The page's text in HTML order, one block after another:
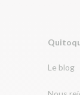
Le blog